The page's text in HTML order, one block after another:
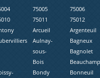
75005
75006
75011
75012
Arcueil
Argenteuil
Aulnay-
sous-
Bois
Bagneux
Bagnolet
Bondy
Bonneuil